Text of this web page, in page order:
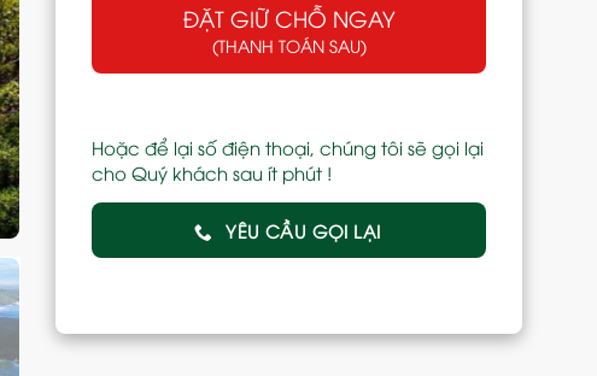
ĐẶT GIỮ CHỖ NGAY
(THANH TOÁN SAU)
Hoặc để lại số điện thoại, chúng tôi sẽ gọi lại
cho Quý khách sau ít phút !
YÊU CẦU GỌI LẠI